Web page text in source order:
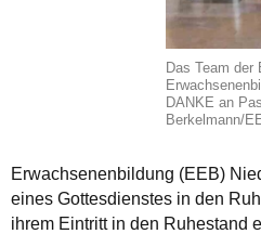
Das Team der
DANKE an
Berkelmann/
Erwachsenenbildung (EEB)
eines Gottesdienstes in den
ihrem Eintritt in den Ruhestand